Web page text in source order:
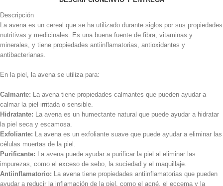
Descripción
La avena es un cereal que se ha utilizado durante siglos por sus propiedades
nutritivas y medicinales. Es una buena fuente de fibra, vitaminas y
minerales, y tiene propiedades antiinflamatorias, antioxidantes y
antibacterianas.
En la piel, la avena se utiliza para:
Calmante: La avena tiene propiedades calmantes que pueden ayudar a
calmar la piel irritada o sensible.
Hidratante: La avena es un humectante natural que puede ayudar a hidratar
la piel seca y escamosa.
Exfoliante: La avena es un exfoliante suave que puede ayudar a eliminar las
células muertas de la piel.
Purificante: La avena puede ayudar a purificar la piel al eliminar las
impurezas, como el exceso de sebo, la suciedad y el maquillaje.
Antiinflamatorio: La avena tiene propiedades antiinflamatorias que pueden
ayudar a reducir la inflamación de la piel, como el acné, el eccema y la